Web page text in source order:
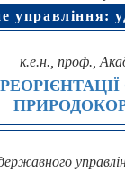
управління:
к.е.н., проф.,